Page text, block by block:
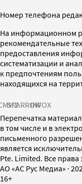
Номер телефона
На информационном
рекомендательные
предоставления
систематизации и
к предпочтениям
находящихся на
SPARROWINFOX
Перепечатка
в том числе и в
письменного
является
Pte. Limited. Все
AO «АС Рус Медиа» ·
16+